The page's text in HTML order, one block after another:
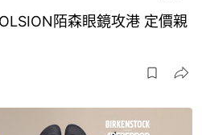
陌森眼鏡攻港 定價親